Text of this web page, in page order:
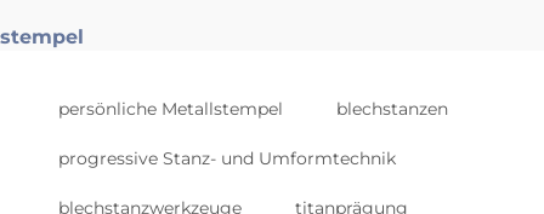
stempel
persönliche Metallstempel blechstanzen
progressive Stanz- und Umformtechnik
blechstanzwerkzeuge titanprägung